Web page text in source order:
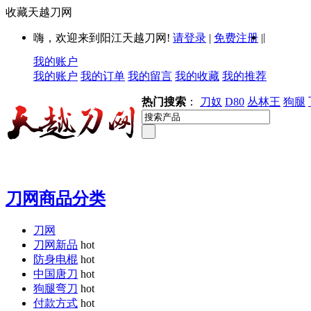
收藏天越刀网
嗨，欢迎来到阳江天越刀网! 请登录 | 免费注册 ||
我的账户
我的账户 我的订单 我的留言 我的收藏 我的推荐
热门搜索 ： 刀奴 D80 丛林王 狗腿
刀网商品分类
刀网
刀网新品 hot
防身电棍 hot
中国唐刀 hot
狗腿弯刀 hot
付款方式 hot